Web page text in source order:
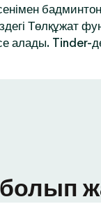
Төлқұжат
алады. Tinder-